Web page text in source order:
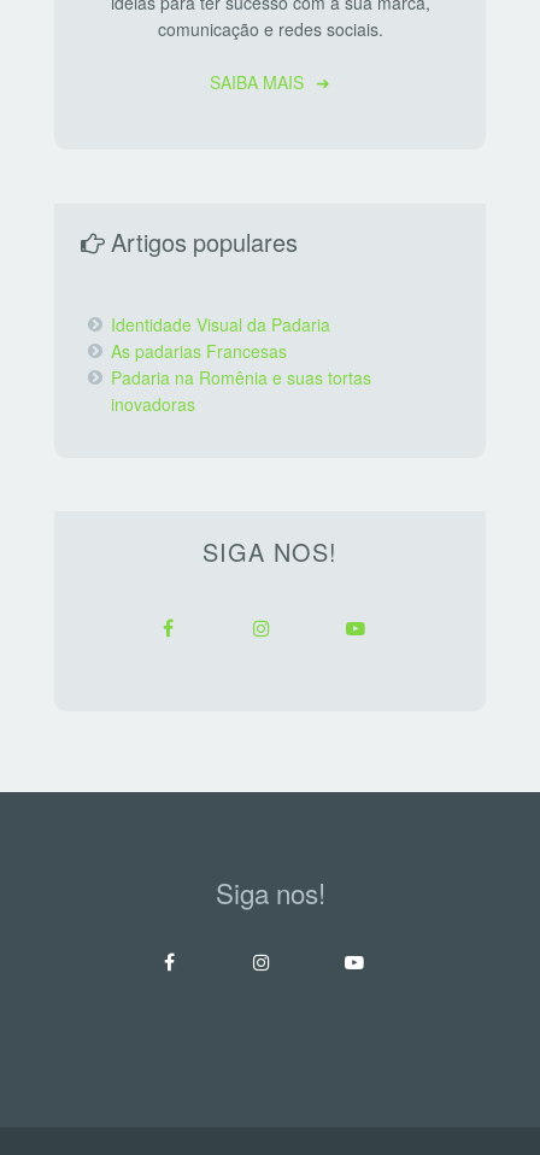
comunicação e redes sociais.
SAIBA MAIS
Artigos populares
Identidade Visual da Padaria
As padarias Francesas
Padaria na Romênia e suas tortas
inovadoras
SIGA NOS!
Siga nos!